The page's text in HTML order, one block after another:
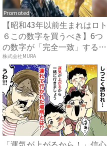
Promoted
【昭和43年以前生まれはロト
６この数字を買うべき】6つ
の数字が「完全一致」する
方...
株式会社MURA